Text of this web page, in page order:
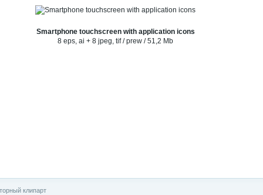
Smartphone touchscreen with application icons
8 eps, ai + 8 jpeg, tif / prew / 51,2 Mb
клипарт